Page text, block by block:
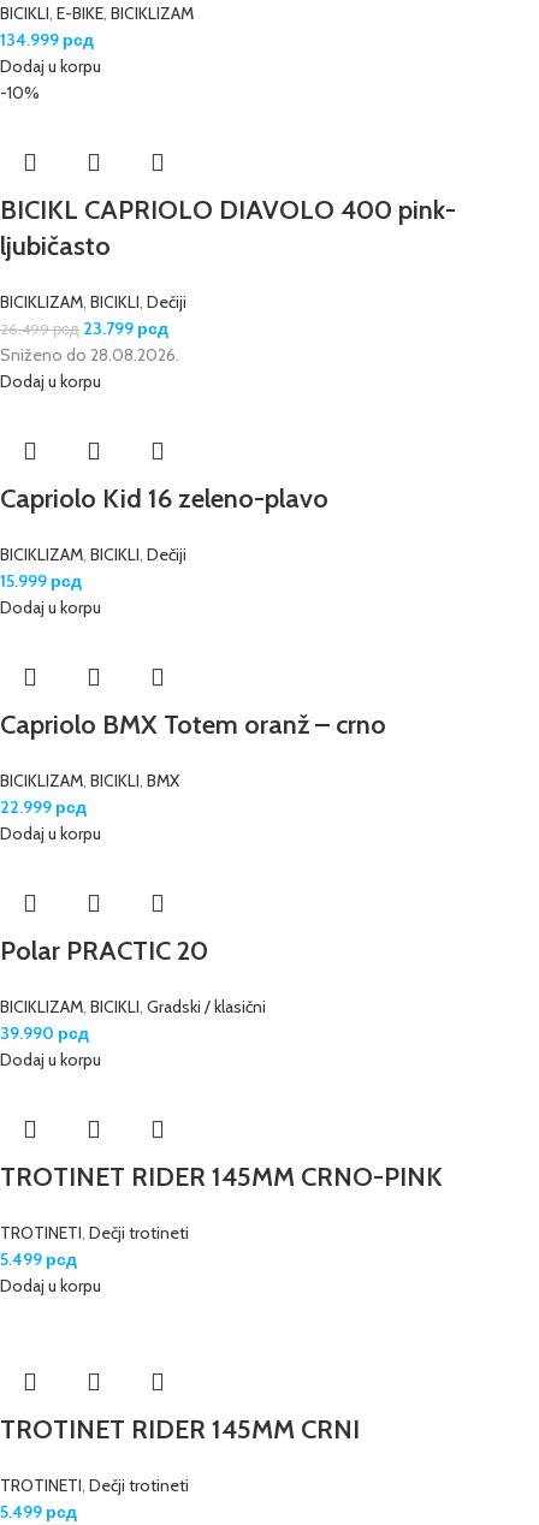
BICIKLI, E-BIKE, BICIKLIZAM
134.999 рсд
Dodaj u korpu
-10%
BICIKL CAPRIOLO DIAVOLO 400 pink-
ljubičasto
BICIKLIZAM, BICIKLI, Dečiji
26.499рсд 23.799 рсд
Sniženo do 28.08.2026.
Dodaj u korpu
Capriolo Kid 16 zeleno-plavo
BICIKLIZAM, BICIKLI, Dečiji
15.999 рсд
Dodaj u korpu
Capriolo BMX Totem oranž – crno
BICIKLIZAM, BICIKLI, BMX
22.999 рсд
Dodaj u korpu
Polar PRACTIC 20
BICIKLIZAM, BICIKLI, Gradski / klasični
39.990 рсд
Dodaj u korpu
TROTINET RIDER 145MM CRNO-PINK
TROTINETI, Dečji trotineti
5.499 рсд
Dodaj u korpu
TROTINET RIDER 145MM CRNI
TROTINETI, Dečji trotineti
5.499 рсд